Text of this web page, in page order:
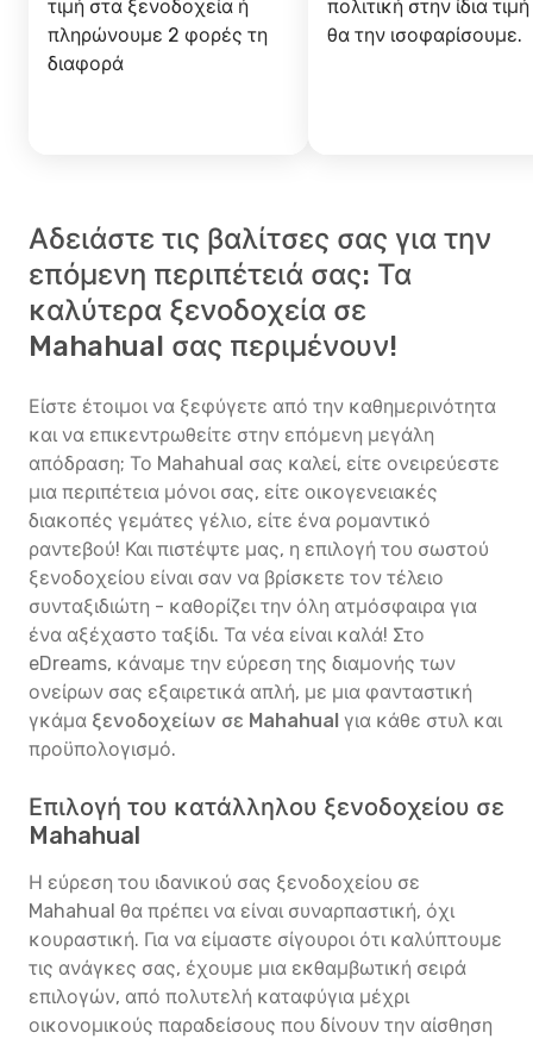
τιμή στα ξενοδοχεία ή
πληρώνουμε 2 φορές τη
διαφορά
πολιτική στην ίδια
θα την ισοφαρίσουμε.
Αδειάστε τις βαλίτσες σας για την
επόμενη περιπέτειά σας: Τα
καλύτερα ξενοδοχεία σε
Mahahual σας περιμένουν!
Είστε έτοιμοι να ξεφύγετε από την καθημερινότητα
και να επικεντρωθείτε στην επόμενη μεγάλη
απόδραση; Το Mahahual σας καλεί, είτε ονειρεύεστε
μια περιπέτεια μόνοι σας, είτε οικογενειακές
διακοπές γεμάτες γέλιο, είτε ένα ρομαντικό
ραντεβού! Και πιστέψτε μας, η επιλογή του σωστού
ξενοδοχείου είναι σαν να βρίσκετε τον τέλειο
συνταξιδιώτη - καθορίζει την όλη ατμόσφαιρα για
ένα αξέχαστο ταξίδι. Τα νέα είναι καλά! Στο
eDreams, κάναμε την εύρεση της διαμονής των
ονείρων σας εξαιρετικά απλή, με μια φανταστική
γκάμα ξενοδοχείων σε Mahahual για κάθε στυλ και
προϋπολογισμό.
Επιλογή του κατάλληλου ξενοδοχείου σε
Mahahual
Η εύρεση του ιδανικού σας ξενοδοχείου σε
Mahahual θα πρέπει να είναι συναρπαστική, όχι
κουραστική. Για να είμαστε σίγουροι ότι καλύπτουμε
τις ανάγκες σας, έχουμε μια εκθαμβωτική σειρά
επιλογών, από πολυτελή καταφύγια μέχρι
οικονομικούς παραδείσους που δίνουν την αίσθηση